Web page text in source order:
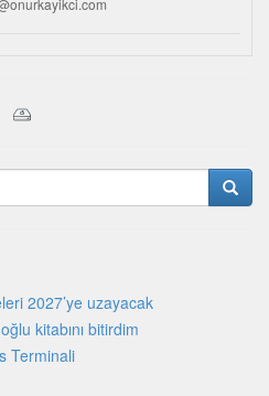
2027’ye uzayacak
kitabını bitirdim
Terminali